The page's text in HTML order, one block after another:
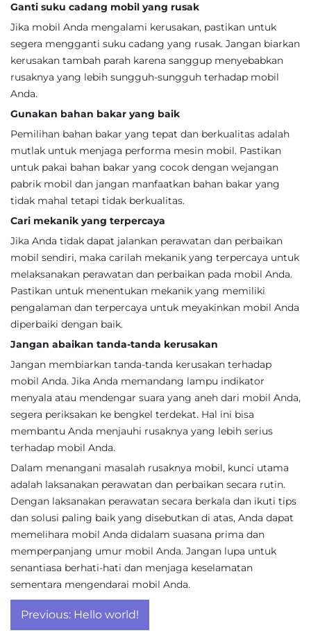
Ganti suku cadang mobil yang rusak
Jika mobil Anda mengalami kerusakan, pastikan untuk
segera mengganti suku cadang yang rusak. Jangan biarkan
kerusakan tambah parah karena sanggup menyebabkan
rusaknya yang lebih sungguh-sungguh terhadap mobil
Anda.
Gunakan bahan bakar yang baik
Pemilihan bahan bakar yang tepat dan berkualitas adalah
mutlak untuk menjaga performa mesin mobil. Pastikan
untuk pakai bahan bakar yang cocok dengan wejangan
pabrik mobil dan jangan manfaatkan bahan bakar yang
tidak mahal tetapi tidak berkualitas.
Cari mekanik yang terpercaya
Jika Anda tidak dapat jalankan perawatan dan perbaikan
mobil sendiri, maka carilah mekanik yang terpercaya untuk
melaksanakan perawatan dan perbaikan pada mobil Anda.
Pastikan untuk menentukan mekanik yang memiliki
pengalaman dan terpercaya untuk meyakinkan mobil Anda
diperbaiki dengan baik.
Jangan abaikan tanda-tanda kerusakan
Jangan membiarkan tanda-tanda kerusakan terhadap
mobil Anda. Jika Anda memandang lampu indikator
menyala atau mendengar suara yang aneh dari mobil Anda,
segera periksakan ke bengkel terdekat. Hal ini bisa
membantu Anda menjauhi rusaknya yang lebih serius
terhadap mobil Anda.
Dalam menangani masalah rusaknya mobil, kunci utama
adalah laksanakan perawatan dan perbaikan secara rutin.
Dengan laksanakan perawatan secara berkala dan ikuti tips
dan solusi paling baik yang disebutkan di atas, Anda dapat
memelihara mobil Anda didalam suasana prima dan
memperpanjang umur mobil Anda. Jangan lupa untuk
senantiasa berhati-hati dan menjaga keselamatan
sementara mengendarai mobil Anda.
Post
Previous: Hello world!